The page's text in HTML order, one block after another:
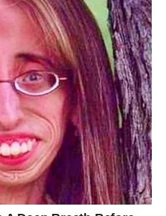
za velike gestove. Reči više
komunikacija sa
traži snagu – traži iskrenost.
bez razloga. Ili bar tako